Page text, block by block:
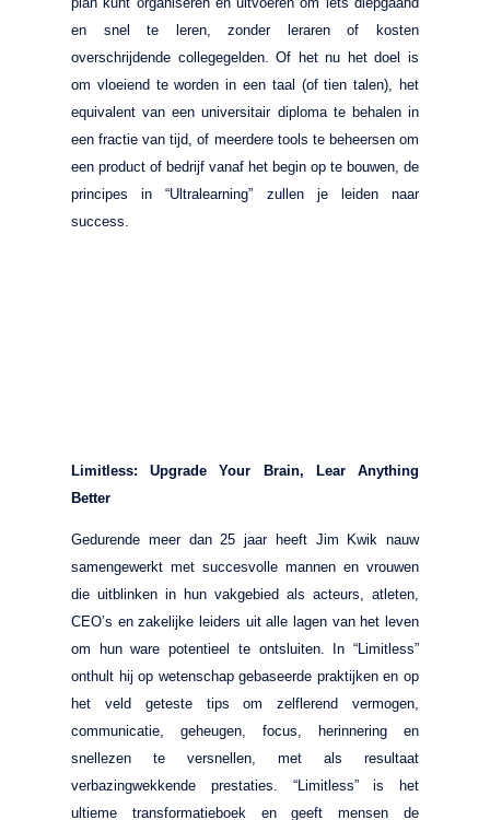
en snel te leren, zonder leraren of kosten
overschrijdende collegegelden. Of het nu het doel is
om vloeiend te worden in een taal (of tien talen), het
equivalent van een universitair diploma te behalen in
een fractie van tijd, of meerdere tools te beheersen om
een product of bedrijf vanaf het begin op te bouwen, de
principes in “Ultralearning” zullen je leiden naar
success.
Limitless: Upgrade Your Brain, Lear Anything
Better
Gedurende meer dan 25 jaar heeft Jim Kwik nauw
samengewerkt met succesvolle mannen en vrouwen
die uitblinken in hun vakgebied als acteurs, atleten,
CEO’s en zakelijke leiders uit alle lagen van het leven
om hun ware potentieel te ontsluiten. In “Limitless”
onthult hij op wetenschap gebaseerde praktijken en op
het veld geteste tips om zelflerend vermogen,
communicatie, geheugen, focus, herinnering en
snellezen te versnellen, met als resultaat
verbazingwekkende prestaties. “Limitless” is het
ultieme transformatieboek en geeft mensen de